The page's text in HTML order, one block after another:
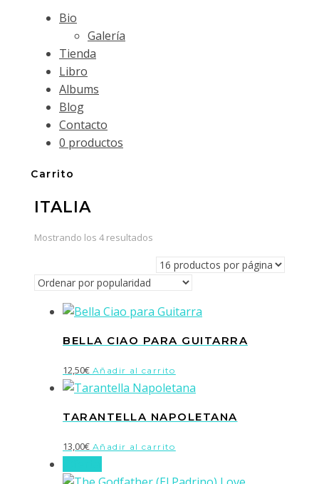
Bio
Galería
Tienda
Libro
Albums
Blog
Contacto
0 productos
Carrito
ITALIA
Mostrando los 4 resultados
popularidad
BELLA CIAO PARA GUITARRA
12,50€ Añadir al carrito
TARANTELLA NAPOLETANA
13,00€ Añadir al carrito